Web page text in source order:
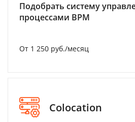
Подобрать систему
процессами BPM
От 1 250 руб./месяц
Colocation